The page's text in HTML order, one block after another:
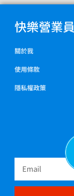
快樂營業員
關於我
使用條款
隱私權政策
Email